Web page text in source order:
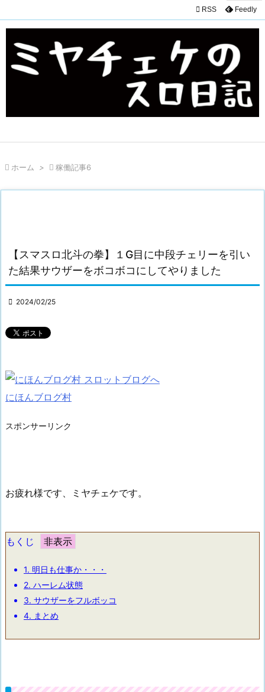
 RSS Feedly
 ホーム >  稼働記事6
【スマスロ北斗の拳】１G目に中段チェリーを引い
た結果サウザーをボコボコにしてやりました
 2024/02/25
にほんブログ村
スポンサーリンク
お疲れ様です、ミヤチェケです。
もくじ
1. 明日も仕事か・・・
2. ハーレム状態
3. サウザーをフルボッコ
4. まとめ